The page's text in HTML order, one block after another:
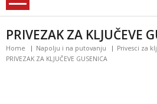
PRIVEZAK ZA KLJUČEVE
Home Napolju i na putovanju
Privesci za
PRIVEZAK ZA KLJUČEVE GUSENICA